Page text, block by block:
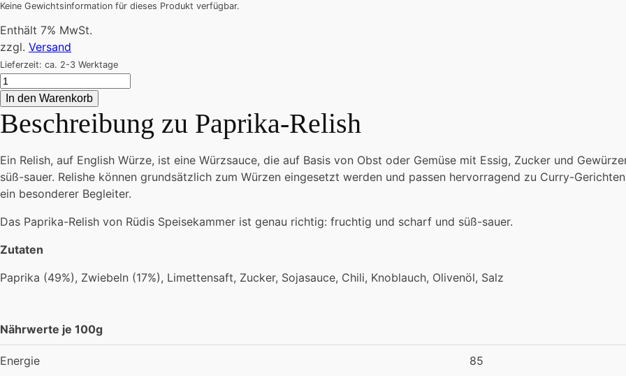
Keine Gewichtsinformation für dieses Produkt verfügbar.
Enthält 7% MwSt.
zzgl. Versand
Lieferzeit: ca. 2-3 Werktage
Paprika-
Relish
Menge
In den Warenkorb
Beschreibung zu Paprika-Relish
Ein Relish, auf English Würze, ist eine Würzsauce, die auf Basis von Obst oder Gemüse mit Essig, Zucker und
süß-sauer. Relishe können grundsätzlich zum Würzen eingesetzt werden und passen hervorragend zu Curry-
ein besonderer Begleiter.
Das Paprika-Relish von Rüdis Speisekammer ist genau richtig: fruchtig und scharf und süß-sauer.
Zutaten
Paprika (49%), Zwiebeln (17%), Limettensaft, Zucker, Sojasauce, Chili, Knoblauch, Olivenöl, Salz
Nährwerte je 100g
Energie 85